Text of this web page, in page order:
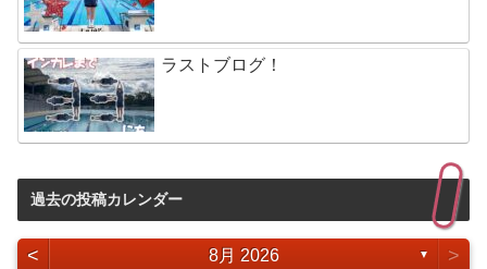
ラストブログ！
過去の投稿カレンダー
< 8月 2026 ▼ >